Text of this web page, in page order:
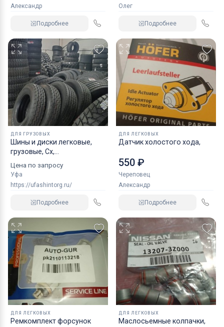
Александр
Подробнее
Олег
Подробнее
ДЛЯ ГРУЗОВЫХ
Шины и диски легковые,
грузовые, Сх,
Цена по запросу
Уфа
https://ufashintorg.ru/
Подробнее
ДЛЯ ЛЕГКОВЫХ
Датчик холостого хода,
550 ₽
Череповец
Александр
Подробнее
ДЛЯ ЛЕГКОВЫХ
Ремкомплект форсунок
ДЛЯ ЛЕГКОВЫХ
Маслосьемные колпачки,